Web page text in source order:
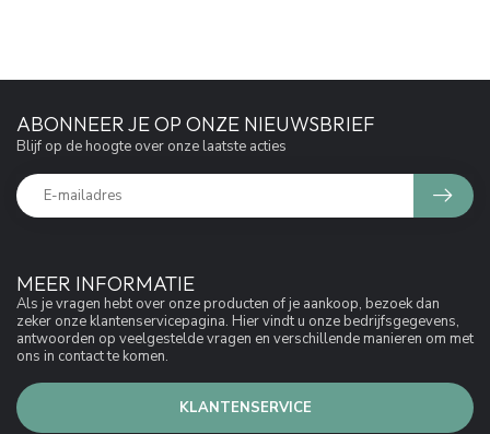
MEER INFORMATIE
Als je vragen hebt over onze producten of je aankoop, bezoek dan
zeker onze klantenservicepagina. Hier vindt u onze bedrijfsgegevens,
antwoorden op veelgestelde vragen en verschillende manieren om met
ons in contact te komen.
KLANTENSERVICE
ABONNEER JE OP ONZE NIEUWSBRIEF
Blijf op de hoogte over onze laatste acties